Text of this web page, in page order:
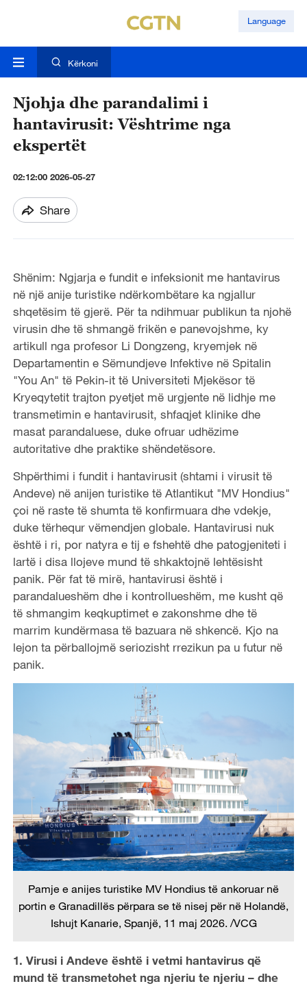
Language
Kërkoni
Njohja dhe parandalimi i
hantavirusit: Vështrime nga
ekspertët
02:12:00 2026-05-27
Share
Shënim: Ngjarja e fundit e infeksionit me hantavirus
në një anije turistike ndërkombëtare ka ngjallur
shqetësim të gjerë. Për ta ndihmuar publikun ta njohë
virusin dhe të shmangë frikën e panevojshme, ky
artikull nga profesor Li Dongzeng, kryemjek në
Departamentin e Sëmundjeve Infektive në Spitalin
"You An" të Pekin-it të Universiteti Mjekësor të
Kryeqytetit trajton pyetjet më urgjente në lidhje me
transmetimin e hantavirusit, shfaqjet klinike dhe
masat parandaluese, duke ofruar udhëzime
autoritative dhe praktike shëndetësore.
Shpërthimi i fundit i hantavirusit (shtami i virusit të
Andeve) në anijen turistike të Atlantikut "MV Hondius"
çoi në raste të shumta të konfirmuara dhe vdekje,
duke tërhequr vëmendjen globale. Hantavirusi nuk
është i ri, por natyra e tij e fshehtë dhe patogjeniteti i
lartë i disa llojeve mund të shkaktojnë lehtësisht
panik. Për fat të mirë, hantavirusi është i
parandalueshëm dhe i kontrollueshëm, me kusht që
të shmangim keqkuptimet e zakonshme dhe të
marrim kundërmasa të bazuara në shkencë. Kjo na
lejon ta përballojmë seriozisht rrezikun pa u futur në
panik.
Pamje e anijes turistike MV Hondius të ankoruar në
portin e Granadillës përpara se të nisej për në Holandë,
Ishujt Kanarie, Spanjë, 11 maj 2026. /VCG
1. Virusi i Andeve është i vetmi hantavirus që
mund të transmetohet nga njeriu te njeriu – dhe